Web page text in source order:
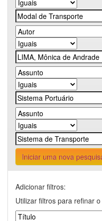
Iniciar uma nova
Adicionar filtros:
Utilizar filtros para refinar